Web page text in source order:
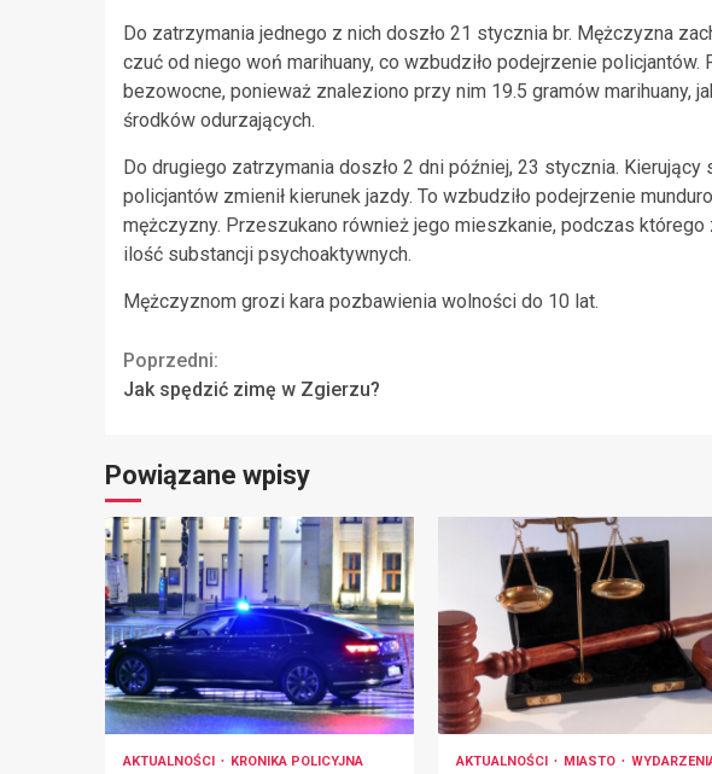
Do zatrzymania jednego z nich doszło 21 stycznia br. Mężczyzna
czuć od niego woń marihuany, co wzbudziło podejrzenie policjantów.
bezowocne, ponieważ znaleziono przy nim 19.5 gramów marihuany,
środków odurzających.
Do drugiego zatrzymania doszło 2 dni później, 23 stycznia.
policjantów zmienił kierunek jazdy. To wzbudziło podejrzenie
mężczyzny. Przeszukano również jego mieszkanie, podczas
ilość substancji psychoaktywnych.
Mężczyznom grozi kara pozbawienia wolności do 10 lat.
Continue
Poprzedni:
Jak spędzić zimę w Zgierzu?
Powiązane wpisy
AKTUALNOŚCI KRONIKA POLICYJNA AKTUALNOŚCI MIASTO